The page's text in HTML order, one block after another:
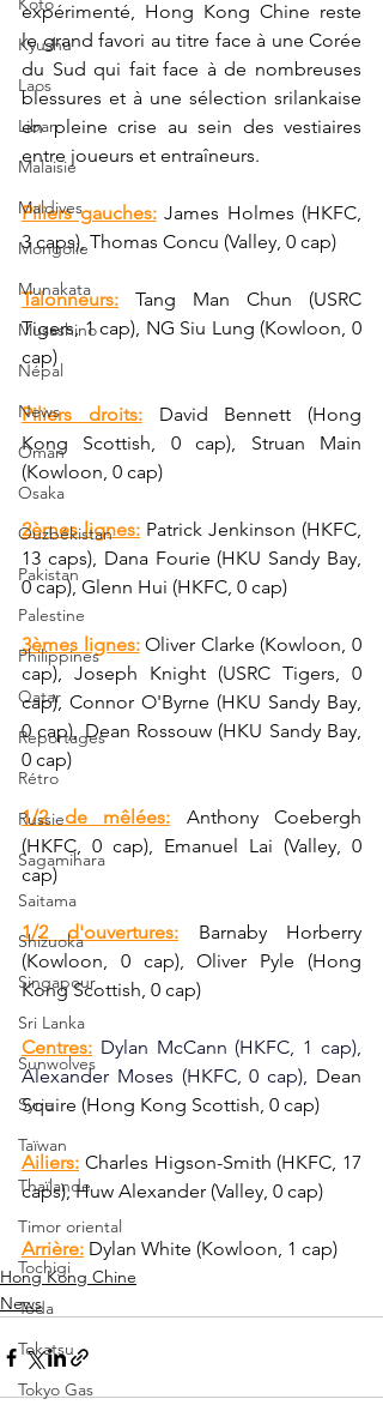
Kyushu
Laos
Liban
Malaisie
Maldives
Mongolie
Munakata
Musashino
Népal
News
Oman
Osaka
Ouzbékistan
Pakistan
Palestine
Philippines
Qatar
Reportages
Rétro
Russie
Sagamihara
Saitama
Shizuoka
Singapour
Sri Lanka
Sunwolves
Syrie
Taïwan
Thaïlande
Timor oriental
Tochigi
Toda
Tokatsu
Tokyo Gas
expérimenté, Hong Kong Chine reste
le grand favori au titre face à une Corée
du Sud qui fait face à de nombreuses
blessures et à une sélection srilankaise
en pleine crise au sein des vestiaires
entre joueurs et entraîneurs.
Piliers gauches: James Holmes (HKFC,
3 caps), Thomas Concu (Valley, 0 cap)
Talonneurs: Tang Man Chun (USRC
Tigers, 1 cap), NG Siu Lung (Kowloon, 0
cap)
Piliers droits: David Bennett (Hong
Kong Scottish, 0 cap), Struan Main
(Kowloon, 0 cap)
2èmes lignes: Patrick Jenkinson (HKFC,
13 caps), Dana Fourie (HKU Sandy Bay,
0 cap), Glenn Hui (HKFC, 0 cap)
3èmes lignes: Oliver Clarke (Kowloon, 0
cap), Joseph Knight (USRC Tigers, 0
cap), Connor O'Byrne (HKU Sandy Bay,
0 cap), Dean Rossouw (HKU Sandy Bay,
0 cap)
1/2 de mêlées: Anthony Coebergh
(HKFC, 0 cap), Emanuel Lai (Valley, 0
cap)
1/2 d'ouvertures: Barnaby Horberry
(Kowloon, 0 cap), Oliver Pyle (Hong
Kong Scottish, 0 cap)
Centres: Dylan McCann (HKFC, 1 cap),
Alexander Moses (HKFC, 0 cap), Dean
Squire (Hong Kong Scottish, 0 cap)
Ailiers: Charles Higson-Smith (HKFC, 17
caps), Huw Alexander (Valley, 0 cap)
Arrière: Dylan White (Kowloon, 1 cap)
Hong Kong Chine
News